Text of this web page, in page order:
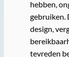
hebben,
gebruiken.
design,
tevreden